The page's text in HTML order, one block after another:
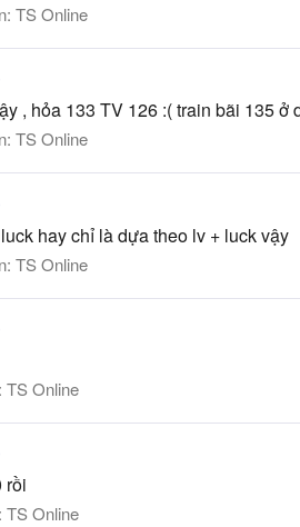
TS Online
, hỏa 133 TV 126 :( train bãi 135
TS Online
hay chỉ là dựa theo lv + luck vậy
TS Online
TS Online
rồi
TS Online